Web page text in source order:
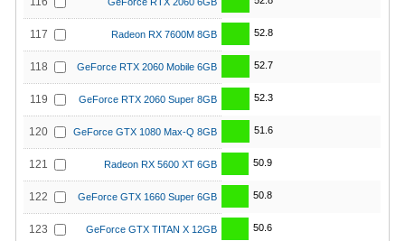
117 Radeon RX 7600M 8GB 52.8
118 GeForce RTX 2060 Mobile 6GB 52.7
119 GeForce RTX 2060 Super 8GB 52.3
120 GeForce GTX 1080 Max-Q 8GB 51.6
121 Radeon RX 5600 XT 6GB 50.9
122 GeForce GTX 1660 Super 6GB 50.8
123 GeForce GTX TITAN X 12GB 50.6